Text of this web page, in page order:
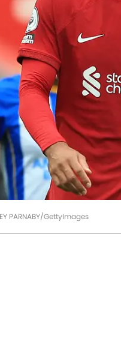
PARNABY/GettyImages